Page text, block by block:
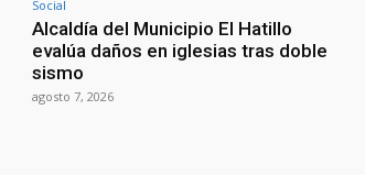
Social
Alcaldía del Municipio El Hatillo
evalúa daños en iglesias tras doble
sismo
agosto 7, 2026